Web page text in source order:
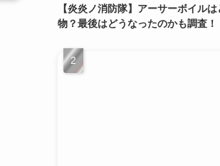
【炎炎ノ消防隊】アーサーボイルは
物？最後はどうなったのかも調査！